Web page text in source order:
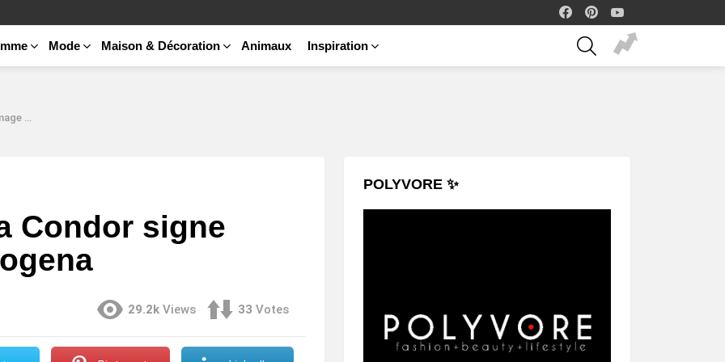
facebook
Mode Maison & Décoration Animaux Inspiration
SEARCH
Condor signe
29.2k Views 33 Votes
POLYVORE ✨